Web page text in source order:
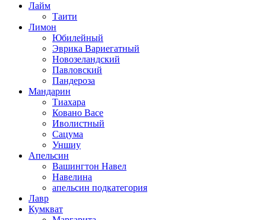
Лайм
Таити
Лимон
Юбилейный
Эврика Вариегатный
Новозеландский
Павловский
Пандероза
Мандарин
Тиахара
Ковано Васе
Иволистный
Сацума
Уншиу
Апельсин
Вашингтон Навел
Навелина
апельсин подкатегория
Лавр
Кумкват